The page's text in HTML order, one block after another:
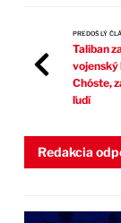
PREDOŠLÝ
Taliban
vojenský
Chóste,
ľudí
Redakcia